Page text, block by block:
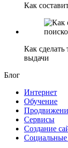
Как
Как
выдачи
Блог
Интернет
Обучение
Сервисы
Создание
Социальные